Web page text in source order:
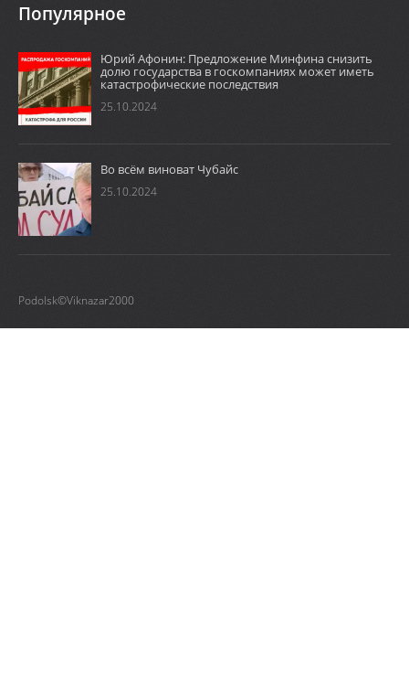
Популярное
Юрий Афонин: Предложение Минфина снизить
долю государства в госкомпаниях может иметь
катастрофические последствия
25.10.2024
Во всём виноват Чубайс
25.10.2024
Podolsk©Viknazar2000